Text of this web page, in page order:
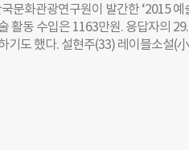
문화관광연구원이 발간한 ‘2015 예
활동 수입은 1163만원. 응답자의
기도 했다. 설현주(33) 레이블소설(